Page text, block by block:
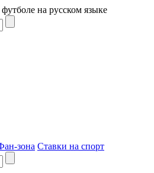
на русском языке
зона Ставки на спорт